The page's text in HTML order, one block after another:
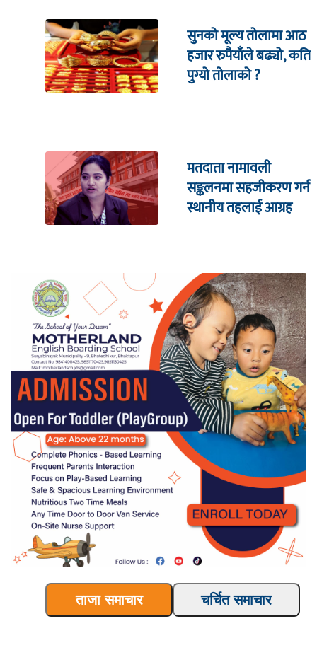
सुनको मूल्य तोलामा आठ
हजार रुपैयाँले बढ्यो, कति
पुग्यो तोलाको ?
मतदाता नामावली
सङ्कलनमा सहजीकरण गर्न
स्थानीय तहलाई आग्रह
ताजा समाचार चर्चित समाचार